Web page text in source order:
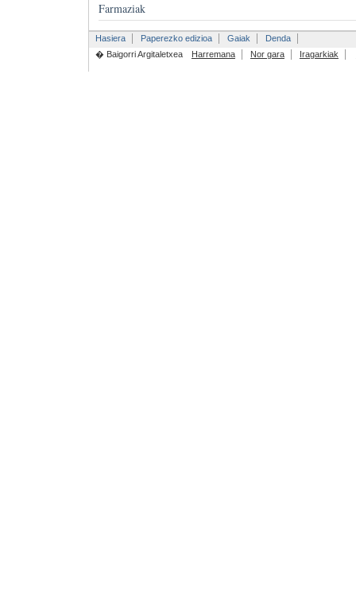
Farmaziak
Hasiera Paperezko edizioa Gaiak
Denda
� Baigorri Argitaletxea
Harremana Nor gara Iragarkiak